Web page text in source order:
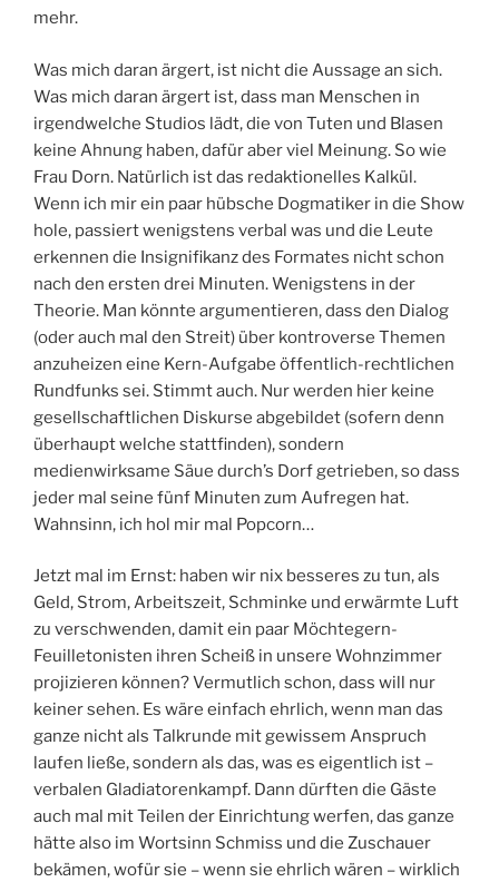
mehr.
Was mich daran ärgert, ist nicht die Aussage an sich.
Was mich daran ärgert ist, dass man Menschen in
irgendwelche Studios lädt, die von Tuten und Blasen
keine Ahnung haben, dafür aber viel Meinung. So wie
Frau Dorn. Natürlich ist das redaktionelles Kalkül.
Wenn ich mir ein paar hübsche Dogmatiker in die Show
hole, passiert wenigstens verbal was und die Leute
erkennen die Insignifikanz des Formates nicht schon
nach den ersten drei Minuten. Wenigstens in der
Theorie. Man könnte argumentieren, dass den Dialog
(oder auch mal den Streit) über kontroverse Themen
anzuheizen eine Kern-Aufgabe öffentlich-rechtlichen
Rundfunks sei. Stimmt auch. Nur werden hier keine
gesellschaftlichen Diskurse abgebildet (sofern denn
überhaupt welche stattfinden), sondern
medienwirksame Säue durch’s Dorf getrieben, so dass
jeder mal seine fünf Minuten zum Aufregen hat.
Wahnsinn, ich hol mir mal Popcorn…
Jetzt mal im Ernst: haben wir nix besseres zu tun, als
Geld, Strom, Arbeitszeit, Schminke und erwärmte Luft
zu verschwenden, damit ein paar Möchtegern-
Feuilletonisten ihren Scheiß in unsere Wohnzimmer
projizieren können? Vermutlich schon, dass will nur
keiner sehen. Es wäre einfach ehrlich, wenn man das
ganze nicht als Talkrunde mit gewissem Anspruch
laufen ließe, sondern als das, was es eigentlich ist –
verbalen Gladiatorenkampf. Dann dürften die Gäste
auch mal mit Teilen der Einrichtung werfen, das ganze
hätte also im Wortsinn Schmiss und die Zuschauer
bekämen, wofür sie – wenn sie ehrlich wären – wirklich